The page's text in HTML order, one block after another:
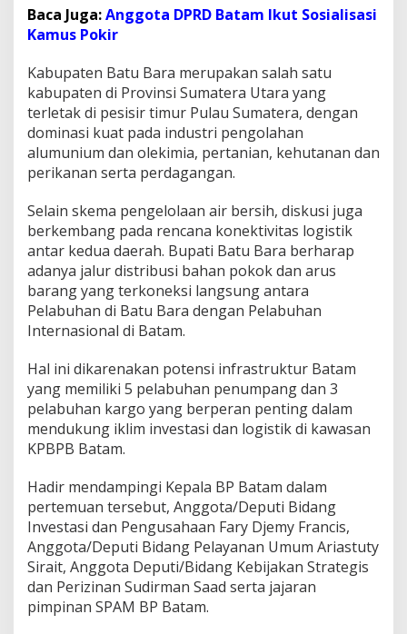
Baca Juga:Anggota DPRD Batam Ikut Sosialisasi
Kamus Pokir
Kabupaten Batu Bara merupakan salah satu
kabupaten di Provinsi Sumatera Utara yang
terletak di pesisir timur Pulau Sumatera, dengan
dominasi kuat pada industri pengolahan
alumunium dan olekimia, pertanian, kehutanan dan
perikanan serta perdagangan.
Selain skema pengelolaan air bersih, diskusi juga
berkembang pada rencana konektivitas logistik
antar kedua daerah. Bupati Batu Bara berharap
adanya jalur distribusi bahan pokok dan arus
barang yang terkoneksi langsung antara
Pelabuhan di Batu Bara dengan Pelabuhan
Internasional di Batam.
Hal ini dikarenakan potensi infrastruktur Batam
yang memiliki 5 pelabuhan penumpang dan 3
pelabuhan kargo yang berperan penting dalam
mendukung iklim investasi dan logistik di kawasan
KPBPB Batam.
Hadir mendampingi Kepala BP Batam dalam
pertemuan tersebut, Anggota/Deputi Bidang
Investasi dan Pengusahaan Fary Djemy Francis,
Anggota/Deputi Bidang Pelayanan Umum Ariastuty
Sirait, Anggota Deputi/Bidang Kebijakan Strategis
dan Perizinan Sudirman Saad serta jajaran
pimpinan SPAM BP Batam.